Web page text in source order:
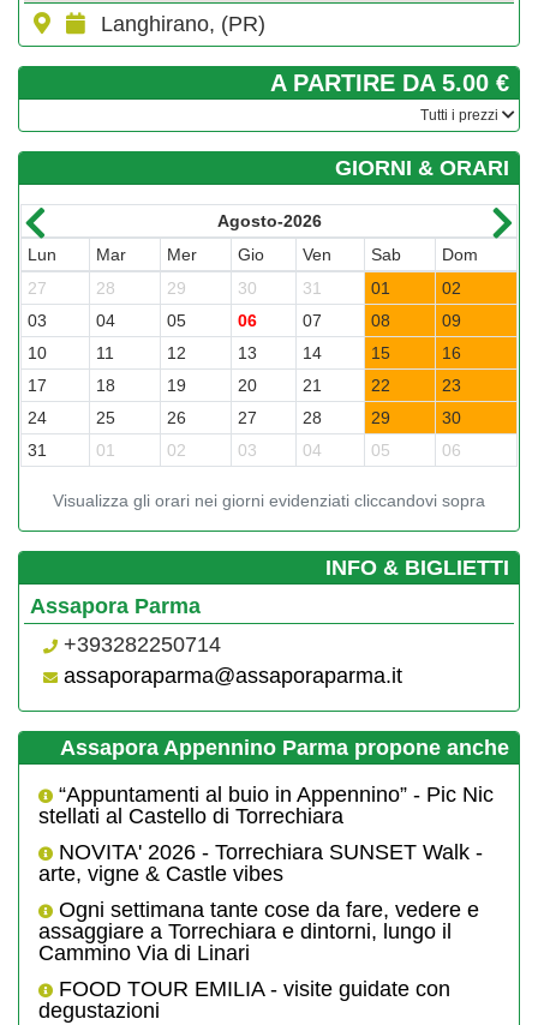
Langhirano, (PR)
A PARTIRE DA 5.00 €
­Tutti i prezzi
GIORNI & ORARI
Agosto-2026
Lun
Mar Mer Gio Ven Sab
Dom
27
28 29 30 31 01
02
03
04 05 06 07 08
09
10
11 12 13 14 15
16
17
18 19 20 21 22
23
24
25 26 27 28 29
30
31
01 02 03 04 05 06
Visualizza gli orari nei giorni evidenziati cliccandovi sopra
­INFO & BIGLIETTI
Assapora Parma
+393282250714
assaporaparma@assaporaparma.it
Assapora Appennino Parma propone anche
“Appuntamenti al buio in Appennino” - Pic Nic
stellati al Castello di Torrechiara
NOVITA' 2026 - Torrechiara SUNSET Walk -
arte, vigne & Castle vibes
Ogni settimana tante cose da fare, vedere e
assaggiare a Torrechiara e dintorni, lungo il
Cammino Via di Linari
FOOD TOUR EMILIA - visite guidate con
degustazioni